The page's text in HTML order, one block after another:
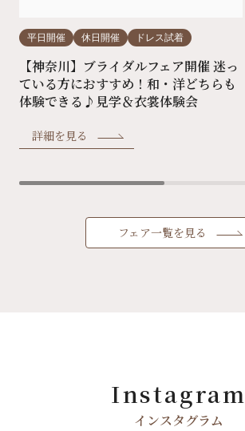
平日開催 休日開催 ドレス試着
【神奈川】ブライダルフェア開催 迷っ
ている方におすすめ！和・洋どちらも
体験できる♪見学＆衣裳体験会
詳細を見る
フェア一覧を見る
Instagram
インスタグラム